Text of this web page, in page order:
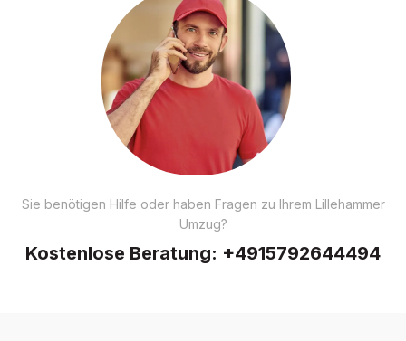
Sie benötigen Hilfe oder haben Fragen zu Ihrem Lillehammer
Umzug?
Kostenlose Beratung: +4915792644494